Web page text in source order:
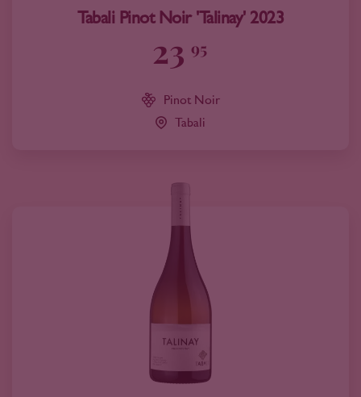
Tabali Pinot Noir 'Talinay' 2023
23 95
Pinot Noir
Tabali